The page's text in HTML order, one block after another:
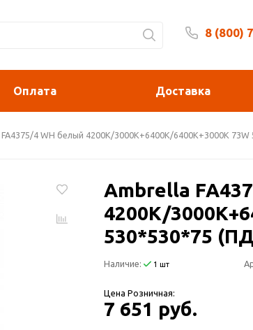
8 (800)
Оплата Доставка
4 WH белый 4200K/3000K+6400K/6400K+3000K
Ambrella
4200K/
530*530*75
Наличие: 1 шт
Цена Розничная:
7 651 руб.